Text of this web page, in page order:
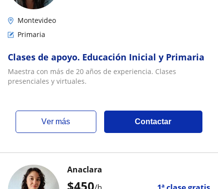
Montevideo
Primaria
Clases de apoyo. Educación Inicial y Primaria
Maestra con más de 20 años de experiencia. Clases
presenciales y virtuales.
ver más Contactar
Anaclara